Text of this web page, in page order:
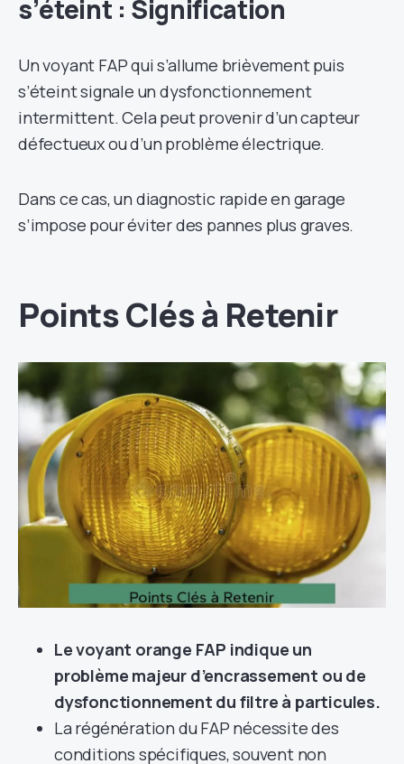
s’éteint : Signification
Un voyant FAP qui s’allume brièvement puis
s’éteint signale un dysfonctionnement
intermittent. Cela peut provenir d’un capteur
défectueux ou d’un problème électrique.
Dans ce cas, un diagnostic rapide en garage
s’impose pour éviter des pannes plus graves.
Points Clés à Retenir
Le voyant orange FAP indique un
problème majeur d’encrassement ou de
dysfonctionnement du filtre à particules.
La régénération du FAP nécessite des
conditions spécifiques, souvent non